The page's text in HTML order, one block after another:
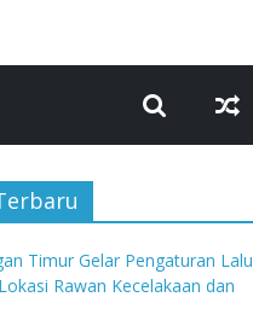
Timur Gelar Pengaturan Lalu
Rawan Kecelakaan dan